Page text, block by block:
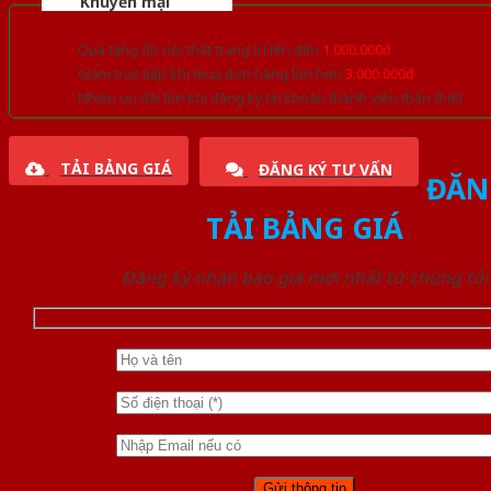
Quà tặng đồ nội thất trang trí lên đến 1.000.000đ
Giảm trực tiếp khi mua đơn hàng lớn hơn 3.000.000đ
Nhiều ưu đãi lớn khi đăng ký tài khoản thành viên thân thiết
TẢI BẢNG GIÁ ĐĂNG KÝ TƯ VẤN
TẢI BẢNG GIÁ
Đăng ký nhận báo giá mới nhất từ chúng tôi